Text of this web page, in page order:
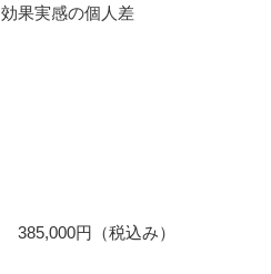
果実感の個人差
円（税込み）